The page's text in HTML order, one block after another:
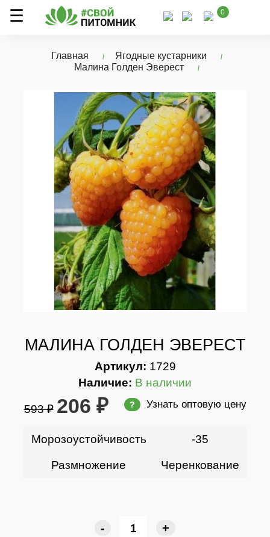
0
Главная
Ягодные кустарники
Малина Голден Эверест
МАЛИНА ГОЛДЕН ЭВЕРЕСТ
Артикул: 1729
Наличие: В наличии
593 ₽ 206 ₽ ? Узнать оптовую цену
Морозоустойчивость -35
Размножение Черенкование
- +